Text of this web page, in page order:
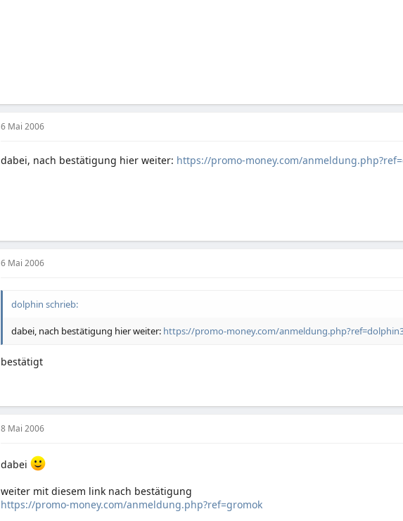
6 Mai 2006
dabei, nach bestätigung hier weiter: https://promo-money.com/
6 Mai 2006
dolphin schrieb:
dabei, nach bestätigung hier weiter: https://promo-money.com/
bestätigt
8 Mai 2006
dabei
weiter mit diesem link nach bestätigung
https://promo-money.com/anmeldung.php?ref=gromok